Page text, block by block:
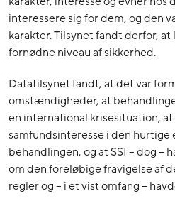
interessere sig for dem, og den
karakter. Tilsynet fandt derfor,
fornødne niveau af sikkerhed.
Datatilsynet fandt, at det var
omstændigheder, at
en international krisesituation,
samfundsinteresse i den hurtige
behandlingen, og at SSI – dog –
om den foreløbige fravigelse af
regler og – i et vist omfang –